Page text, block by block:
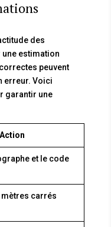
des
estimation
peuvent
erreur. Voici
garantir une
Action
et le code
carrés